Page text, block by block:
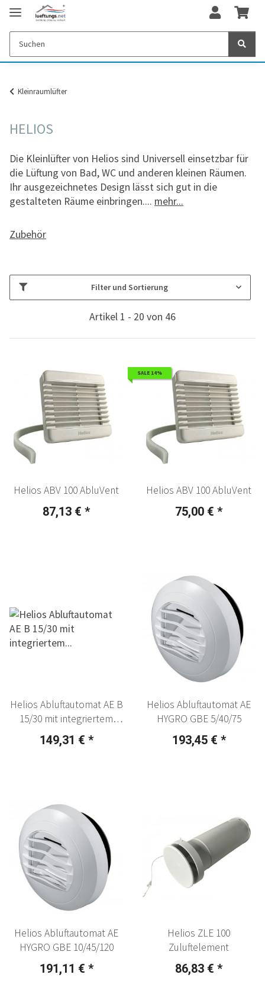
Kleinraumlüfter
HELIOS
Die Kleinlüfter von Helios sind Universell einsetzbar für
die Lüftung von Bad, WC und anderen kleinen Räumen.
Ihr ausgezeichnetes Design lässt sich gut in die
gestalteten Räume einbringen.... mehr...
Zubehör
Filter und Sortierung
Artikel 1 - 20 von 46
Helios ABV 100 AbluVent
87,13 € *
SALE 14%
Helios ABV 100 AbluVent
75,00 € *
Helios Abluftautomat AE B
15/30 mit integriertem
Bewegungs-Sensor
149,31 € *
Helios Abluftautomat AE
HYGRO GBE 5/40/75
193,45 € *
Helios Abluftautomat AE
HYGRO GBE 10/45/120
191,11 € *
Helios ZLE 100
Zuluftelement
86,83 € *